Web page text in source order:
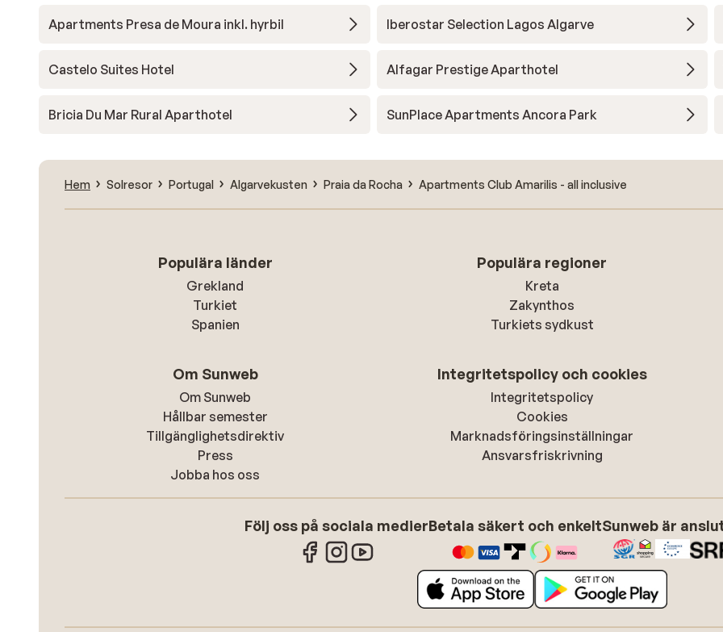
Apartments Presa de Moura inkl. hyrbil Iberostar Selection Lagos Algarve
Castelo Suites Hotel Alfagar Prestige Aparthotel
Bricia Du Mar Rural Aparthotel SunPlace Apartments Ancora Park
Hem Solresor Portugal Algarvekusten Praia da Rocha Apartments Club Amarilis - all inclusive
Populära länder
Grekland
Turkiet
Spanien
Populära regioner
Kreta
Zakynthos
Turkiets sydkust
Om Sunweb
Om Sunweb
Hållbar semester
Tillgänglighetsdirektiv
Press
Jobba hos oss
Integritetspolicy och cookies
Integritetspolicy
Cookies
Marknadsföringsinställningar
Ansvarsfriskrivning
Följ oss på sociala medierBetala säkert och enkeltSunweb är